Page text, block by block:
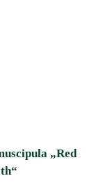
„Red